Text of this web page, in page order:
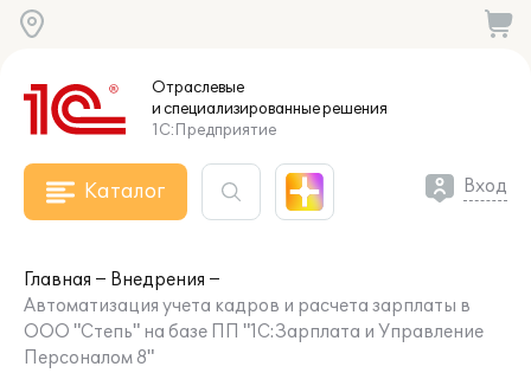
Отраслевые
и специализированныерешения
1С:Предприятие
Каталог Вход
Главная
Внедрения
Автоматизация учета кадров и расчета зарплаты в
ООО "Степь" на базе ПП "1С:Зарплата и Управление
Персоналом 8"